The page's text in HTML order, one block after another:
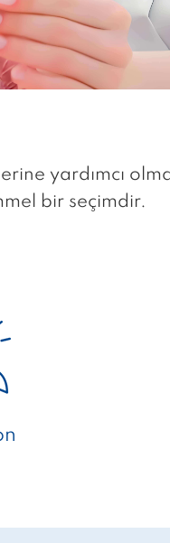
yardımcı
bir seçimdir.